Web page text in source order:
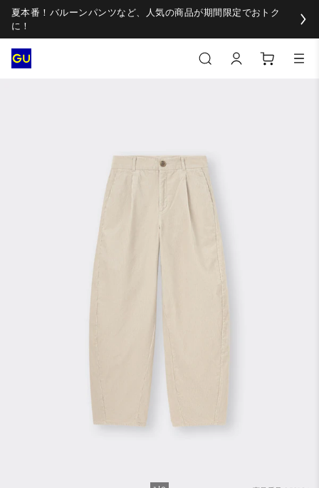
夏本番！バルーンパンツなど、人気の商品が期間限定でおトク
に！